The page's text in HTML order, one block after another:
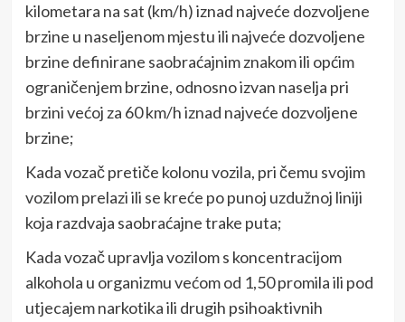
kilometara na sat (km/h) iznad najveće dozvoljene
brzine u naseljenom mjestu ili najveće dozvoljene
brzine definirane saobraćajnim znakom ili općim
ograničenjem brzine, odnosno izvan naselja pri
brzini većoj za 60 km/h iznad najveće dozvoljene
brzine;
Kada vozač pretiče kolonu vozila, pri čemu svojim
vozilom prelazi ili se kreće po punoj uzdužnoj liniji
koja razdvaja saobraćajne trake puta;
Kada vozač upravlja vozilom s koncentracijom
alkohola u organizmu većom od 1,50 promila ili pod
utjecajem narkotika ili drugih psihoaktivnih